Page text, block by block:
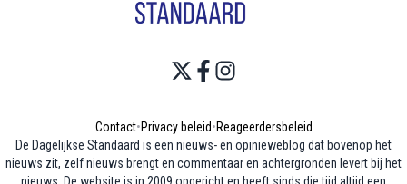
Contact•Privacy beleid•Reageerdersbeleid
De Dagelijkse Standaard is een nieuws- en opinieweblog dat bovenop het
nieuws zit, zelf nieuws brengt en commentaar en achtergronden levert bij het